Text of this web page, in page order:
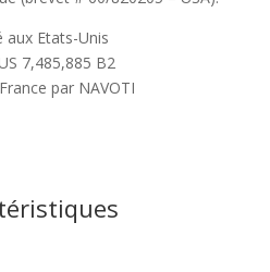
aux Etats-Unis
7,485,885 B2
par NAVOTI